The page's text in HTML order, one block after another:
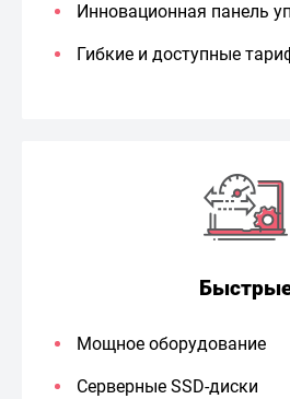
Инновационная панель
Гибкие и доступные
Мощное оборудование
Серверные SSD-диски